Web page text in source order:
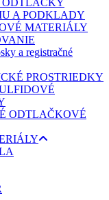
ODTLAČKY
A PODKLADY
MATERIÁLY
a registračné
PROSTRIEDKY
ODTLAČKOVÉ